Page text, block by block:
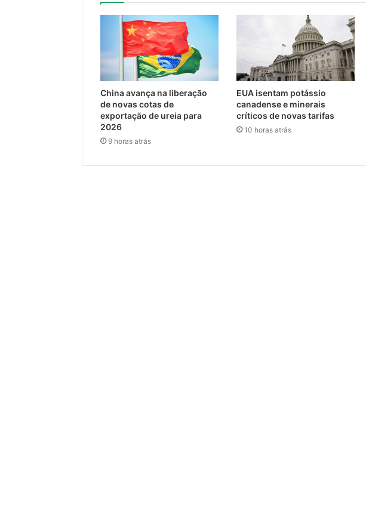
China avança na liberação
de novas cotas de
exportação de ureia para
2026
9 horas atrás
EUA isentam potássio
canadense e minerais
críticos de novas tarifas
10 horas atrás